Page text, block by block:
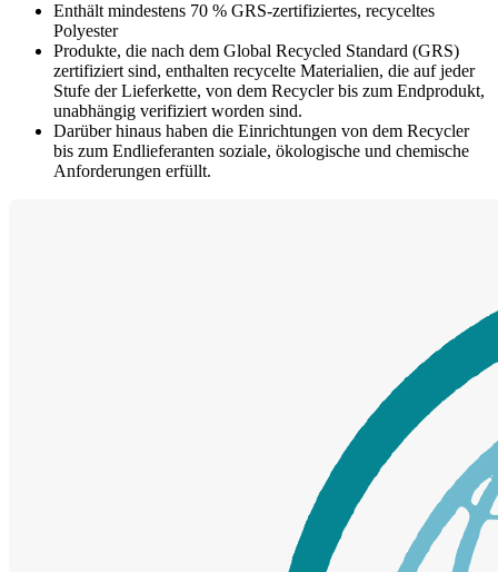
Enthält mindestens 70 % GRS-zertifiziertes, recyceltes
Polyester
Produkte, die nach dem Global Recycled Standard (GRS)
zertifiziert sind, enthalten recycelte Materialien, die auf jeder
Stufe der Lieferkette, von dem Recycler bis zum Endprodukt,
unabhängig verifiziert worden sind.
Darüber hinaus haben die Einrichtungen von dem Recycler
bis zum Endlieferanten soziale, ökologische und chemische
Anforderungen erfüllt.